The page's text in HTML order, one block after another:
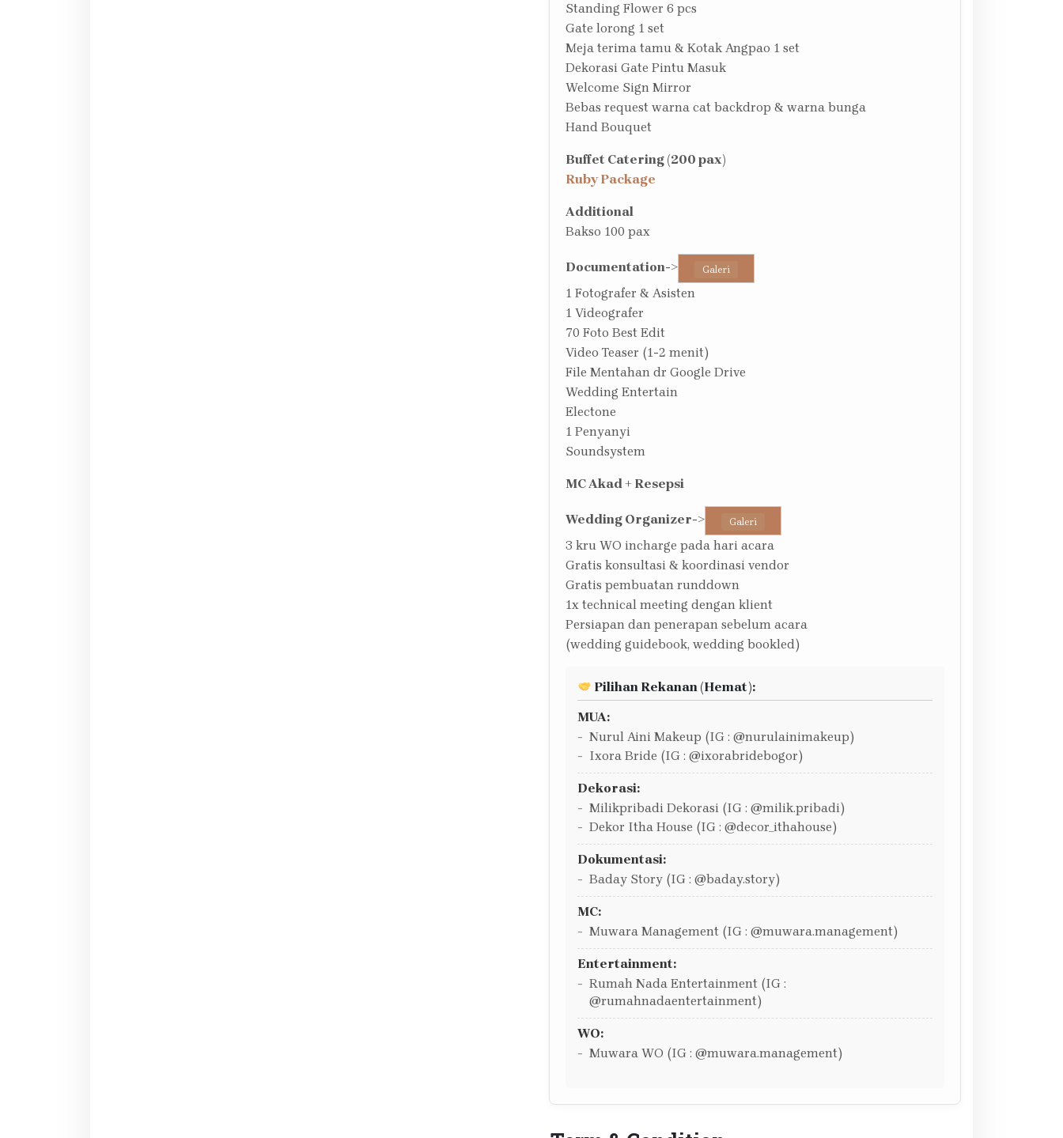
Standing Flower 6 pcs
Gate lorong 1 set
Meja terima tamu & Kotak Angpao 1 set
Dekorasi Gate Pintu Masuk
Welcome Sign Mirror
Bebas request warna cat backdrop & warna bunga
Hand Bouquet
Buffet Catering (200 pax)
Ruby Package
Additional
Bakso 100 pax
Documentation-> Galeri
1 Fotografer & Asisten
1 Videografer
70 Foto Best Edit
Video Teaser (1-2 menit)
File Mentahan dr Google Drive
Wedding Entertain
Electone
1 Penyanyi
Soundsystem
MC Akad + Resepsi
Wedding Organizer-> Galeri
3 kru WO incharge pada hari acara
Gratis konsultasi & koordinasi vendor
Gratis pembuatan runddown
1x technical meeting dengan klient
Persiapan dan penerapan sebelum acara
(wedding guidebook, wedding bookled)
Pilihan Rekanan (Hemat):
MUA:
Nurul Aini Makeup (IG : @nurulainimakeup)
Ixora Bride (IG : @ixorabridebogor)
Dekorasi:
Milikpribadi Dekorasi (IG : @milik.pribadi)
Dekor Itha House (IG : @decor_ithahouse)
Dokumentasi:
Baday Story (IG : @baday.story)
MC:
Muwara Management (IG : @muwara.management)
Entertainment:
Rumah Nada Entertainment (IG :
@rumahnadaentertainment)
WO:
Muwara WO (IG : @muwara.management)